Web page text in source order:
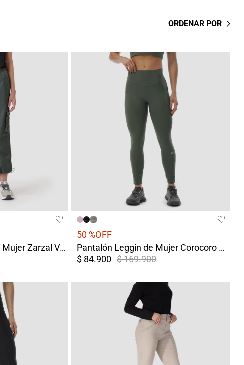
ORDENAR POR
Pantalón Jogger para Mujer Zarzal Verde
50 %OFF
Pantalón Leggin de Mujer Corocoro Verde
$ 84.900 $ 169.900